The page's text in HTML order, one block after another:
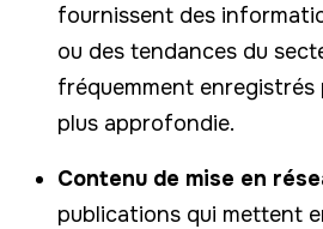
fournissent des
ou des tendances du
fréquemment enregistrés
plus approfondie.
Contenu de mise en
publications qui mettent